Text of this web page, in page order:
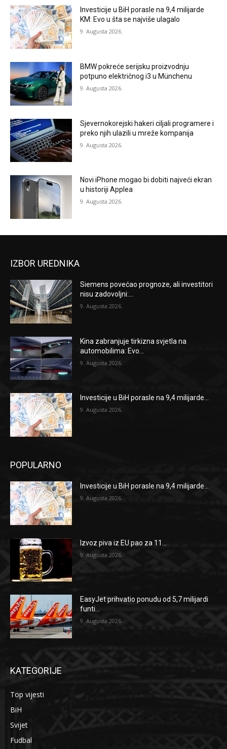
Investicije u BiH porasle na 9,4 milijarde
KM: Evo u šta se najviše ulagalo
9. Augusta 2026.
BMW pokreće serijsku proizvodnju
potpuno električnog i3 u Münchenu
9. Augusta 2026.
Sjevernokorejski hakeri ciljali programere i
preko njih ulazili u mreže kompanija
9. Augusta 2026.
Novi iPhone mogao bi dobiti najveći ekran
u historiji Applea
9. Augusta 2026.
IZBOR UREDNIKA
Siemens povećao prognoze, ali investitori
nisu zadovoljni:...
9. Augusta 2026.
Kina zabranjuje tirkizna svjetla na
automobilima: Evo...
9. Augusta 2026.
Investicije u BiH porasle na 9,4 milijarde...
9. Augusta 2026.
POPULARNO
Investicije u BiH porasle na 9,4 milijarde...
9. Augusta 2026.
Izvoz piva iz EU pao za 11...
9. Augusta 2026.
EasyJet prihvatio ponudu od 5,7 milijardi
funti...
9. Augusta 2026.
KATEGORIJE
Top vijesti
BiH
Svijet
Fudbal